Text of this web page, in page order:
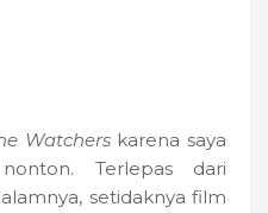
Watchers karena saya
Terlepas dari
setidaknya film